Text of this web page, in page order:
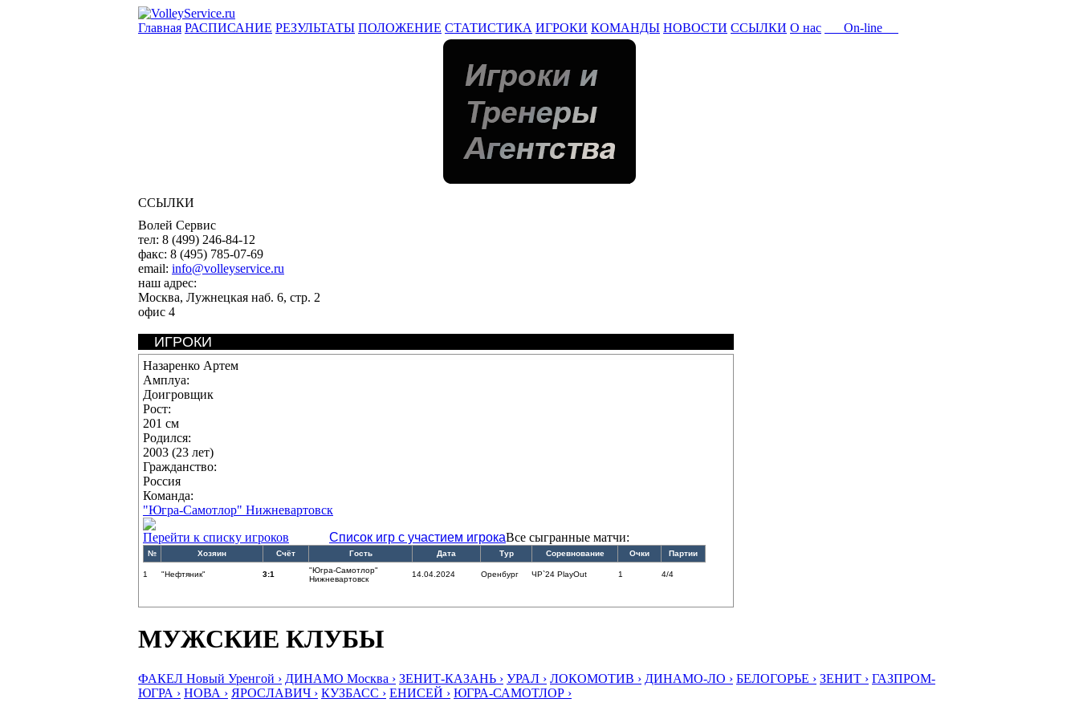
Главная РАСПИСАНИЕ РЕЗУЛЬТАТЫ ПОЛОЖЕНИЕ СТАТИСТИКА ИГРОКИ КОМАНДЫ НОВОСТИ ССЫЛКИ О нас On-line
ССЫЛКИ
Волей Сервис
тел: 8 (499) 246-84-12
факс: 8 (495) 785-07-69
email: info@volleyservice.ru
наш адрес:
Москва, Лужнецкая наб. 6, стр. 2
офис 4
ИГРОКИ
Назаренко Артем
Амплуа:
Доигровщик
Рост:
201 см
Родился:
2003 (23 лет)
Гражданство:
Россия
Команда:
"Югра-Самотлор" Нижневартовск
Перейти к списку игроков
Список игр с участием игрокаВсе сыгранные матчи:
№ Хозяин Счёт Гость Дата Тур Соревнование Очки Партии
1 "Нефтяник" 3:1
"Югра-Самотлор"
Нижневартовск
14.04.2024 Оренбург ЧР`24 PlayOut 1 4/4
МУЖСКИЕ КЛУБЫ
ФАКЕЛ Новый Уренгой › ДИНАМО Москва › ЗЕНИТ-КАЗАНЬ › УРАЛ › ЛОКОМОТИВ › ДИНАМО-ЛО › БЕЛОГОРЬЕ › ЗЕНИТ › ГАЗПРОМ-
ЮГРА › НОВА › ЯРОСЛАВИЧ › КУЗБАСС › ЕНИСЕЙ › ЮГРА-САМОТЛОР ›